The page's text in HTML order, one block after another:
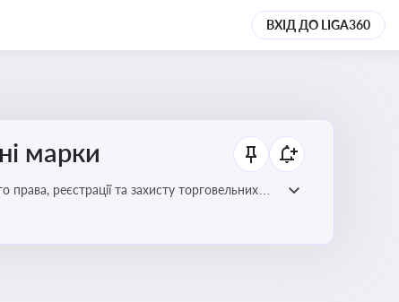
ВХІД ДО LIGA360
марки
права, реєстрації та захисту торговельних
сфері